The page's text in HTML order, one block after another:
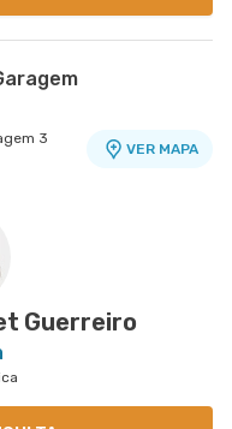
3
VER MAPA
Guerreiro